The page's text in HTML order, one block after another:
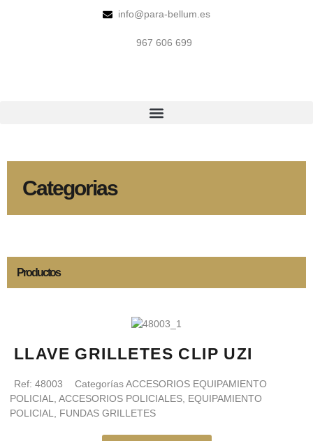
info@para-bellum.es
967 606 699
Categorias
Productos
LLAVE GRILLETES CLIP UZI
Ref: 48003 CategoríasACCESORIOS EQUIPAMIENTO
POLICIAL
ACCESORIOS POLICIALES, EQUIPAMIENTO
POLICIAL
FUNDAS GRILLETES